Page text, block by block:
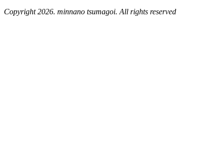
Copyright 2026. minnano tsumagoi. All rights reserved